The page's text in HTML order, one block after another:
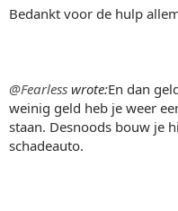
Bedankt voor de hulp
@Fearless wrote:En dan
weinig geld heb je weer
staan. Desnoods bouw je
schadeauto.